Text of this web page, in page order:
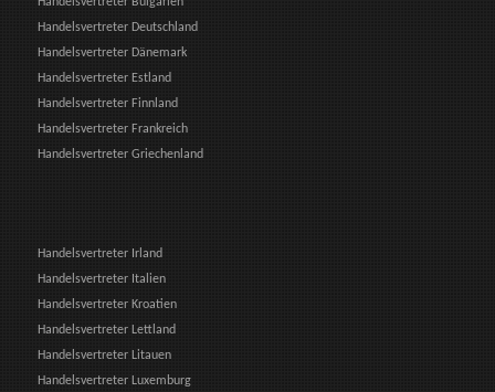
Handelsvertreter Deutschland
Handelsvertreter Dänemark
Handelsvertreter Estland
Handelsvertreter Finnland
Handelsvertreter Frankreich
Handelsvertreter Griechenland
Handelsvertreter Irland
Handelsvertreter Italien
Handelsvertreter Kroatien
Handelsvertreter Lettland
Handelsvertreter Litauen
Handelsvertreter Luxemburg